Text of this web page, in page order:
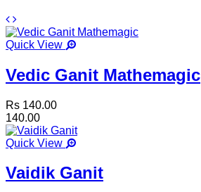
Quick View
Vedic Ganit Mathemagic
Rs 140.00
140.00
Quick View
Vaidik Ganit